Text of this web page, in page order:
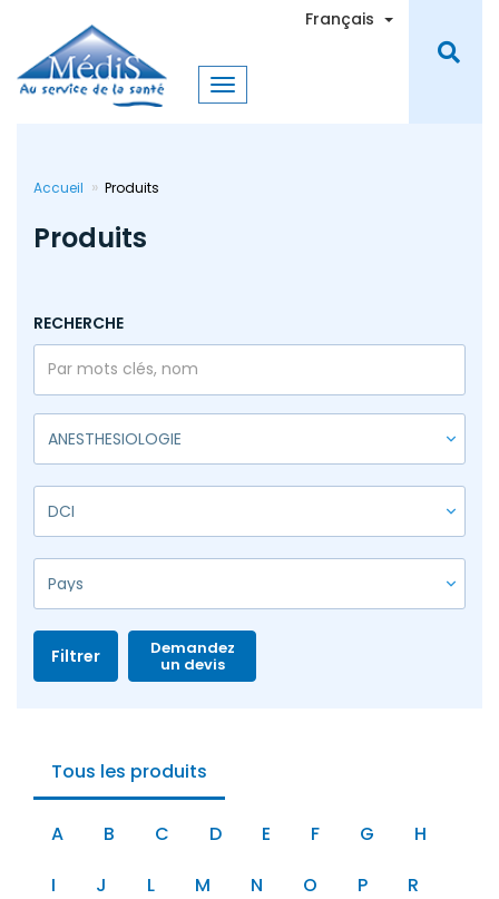
contenu
principal
Français Toggle
Accueil Produits
Produits
RECHERCHE
Filtrer
Tous les produits
A B C D E F G
H
I
J L M N O P
R
Demandez
un devis